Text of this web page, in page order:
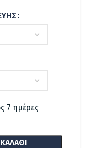
178.00 €
through
229.76 €
7 ημέρες